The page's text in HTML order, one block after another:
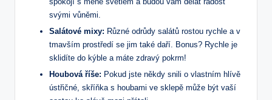
svými vůněmi.
Salátové mixy: Různé odrůdy salátů rostou rychle a v
tmavším​ prostředí se jim‌ také daří. Bonus? Rychle​ je
sklidíte do kýble a máte zdravý pokrm!
Houbová říše: Pokud jste někdy⁢ snili o vlastním hlívě
ústřičné, skříňka s houbami ve sklepě⁤ může být vaší